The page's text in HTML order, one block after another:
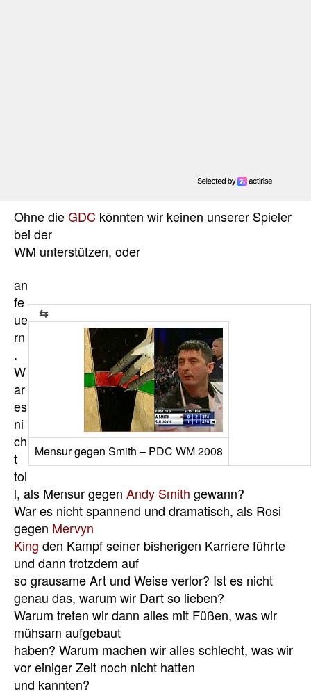
Ohne dieGDC könnten wir keinen unserer Spieler
bei der
WM unterstützen, oder
Mensur gegen Smith – PDC WM 2008
an
fe
ue
rn
.
W
ar
es
ni
ch
t
tol
l, als Mensur gegen Andy Smith gewann?
War es nicht spannend und dramatisch, als Rosi
gegen Mervyn
King den Kampf seiner bisherigen Karriere führte
und dann trotzdem auf
so grausame Art und Weise verlor? Ist es nicht
genau das, warum wir Dart so lieben?
Warum treten wir dann alles mit Füßen, was wir
mühsam aufgebaut
haben? Warum machen wir alles schlecht, was wir
vor einiger Zeit noch nicht hatten
und kannten?